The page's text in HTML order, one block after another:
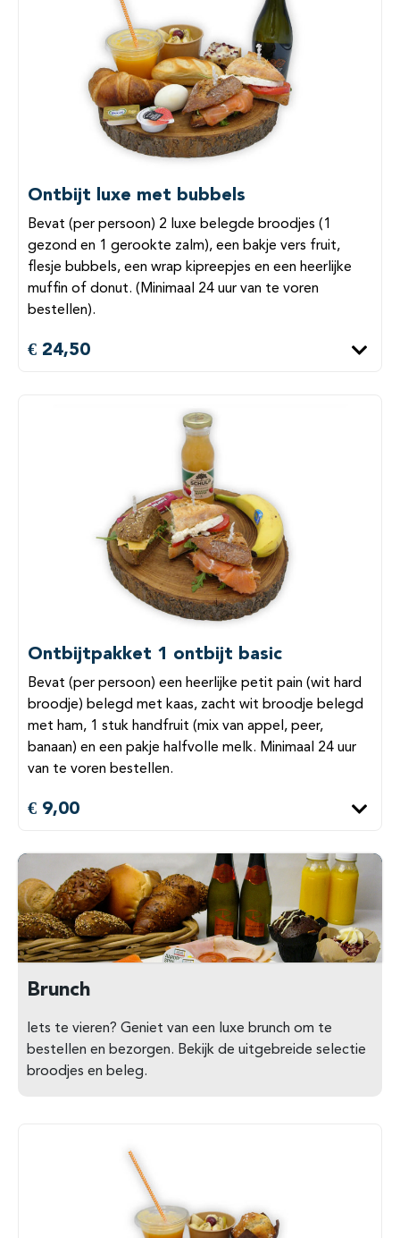
Ontbijt luxe met bubbels
Bevat (per persoon) 2 luxe belegde broodjes (1
gezond en 1 gerookte zalm), een bakje vers fruit,
flesje bubbels, een wrap kipreepjes en een heerlijke
muffin of donut. (Minimaal 24 uur van te voren
bestellen).
€ 24,50
Ontbijtpakket 1 ontbijt basic
Bevat (per persoon) een heerlijke petit pain (wit hard
broodje) belegd met kaas, zacht wit broodje belegd
met ham, 1 stuk handfruit (mix van appel, peer,
banaan) en een pakje halfvolle melk. Minimaal 24 uur
van te voren bestellen.
€ 9,00
Brunch
Iets te vieren? Geniet van een luxe brunch om te
bestellen en bezorgen. Bekijk de uitgebreide selectie
broodjes en beleg.